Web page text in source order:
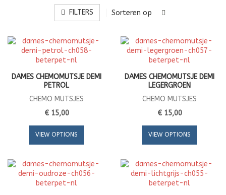
FILTERS Sorteren op
DAMES CHEMOMUTSJE DEMI
PETROL
CHEMO MUTSJES
€ 15,00
VIEW OPTIONS
DAMES CHEMOMUTSJE DEMI
LEGERGROEN
CHEMO MUTSJES
€ 15,00
VIEW OPTIONS